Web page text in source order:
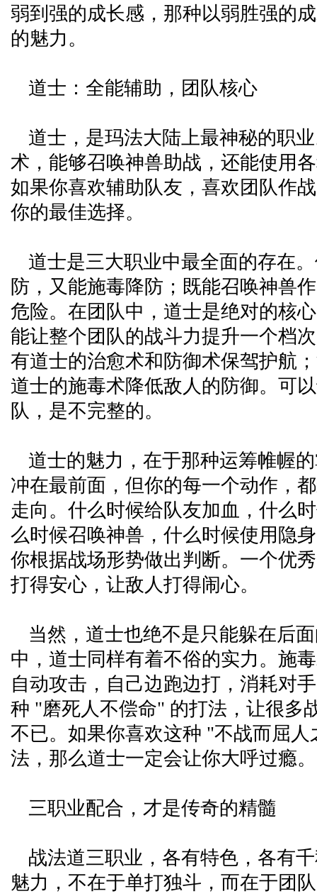
弱到强的成长感，那种以弱胜强的
的魅力。
道士：全能辅助，团队核心
道士，是玛法大陆上最神秘的职
术，能够召唤神兽助战，还能使用
如果你喜欢辅助队友，喜欢团队作
你的最佳选择。
道士是三大职业中最全面的存在
防，又能施毒降防；既能召唤神兽
危险。在团队中，道士是绝对的核
能让整个团队的战斗力提升一个档
有道士的治愈术和防御术保驾护航
道士的施毒术降低敌人的防御。可
队，是不完整的。
道士的魅力，在于那种运筹帷幄
冲在最前面，但你的每一个动作，
走向。什么时候给队友加血，什么
么时候召唤神兽，什么时候使用隐
你根据战场形势做出判断。一个优
打得安心，让敌人打得闹心。
当然，道士也绝不是只能躲在后
中，道士同样有着不俗的实力。施
自动攻击，自己边跑边打，消耗对
种 "磨死人不偿命" 的打法，让很多
不已。如果你喜欢这种 "不战而屈人
法，那么道士一定会让你大呼过瘾。
三职业配合，才是传奇的精髓
战法道三职业，各有特色，各有
魅力，不在于单打独斗，而在于团